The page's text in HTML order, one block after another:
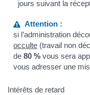
jours suivant la
Attention :
si l’administration
occulte (travail non
de80 % vous sera
vous adresser une
Intérêts de retard